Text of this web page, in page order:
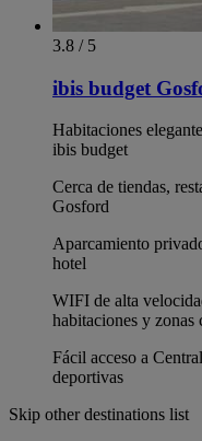
3.8 / 5
ibis budget
Habitaciones
ibis budget
Cerca de tiendas,
Gosford
Aparcamiento
hotel
WIFI de alta
habitaciones y zonas
Fácil acceso a
deportivas
Skip other destinations list